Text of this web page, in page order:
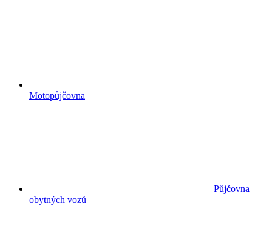
Motopůjčovna
Půjčovna
obytných vozů